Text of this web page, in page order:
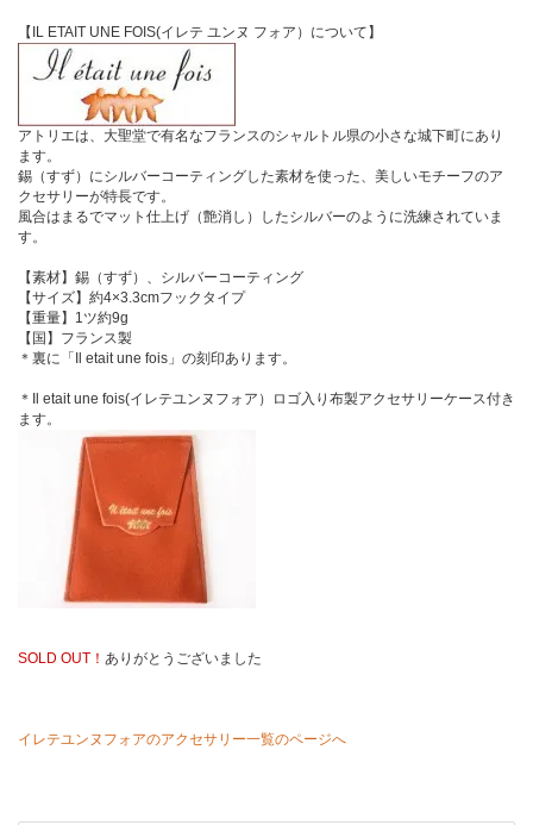
【IL ETAIT UNE FOIS(イレテ ユンヌ フォア）について】
アトリエは、大聖堂で有名なフランスのシャルトル県の小さな城下町にあり
ます。
錫（すず）にシルバーコーティングした素材を使った、美しいモチーフのア
クセサリーが特長です。
風合はまるでマット仕上げ（艶消し）したシルバーのように洗練されていま
す。
【素材】錫（すず）、シルバーコーティング
【サイズ】約4×3.3cmフックタイプ
【重量】1ツ約9g
【国】フランス製
＊裏に「Il etait une fois」の刻印あります。
＊Il etait une fois(イレテユンヌフォア）ロゴ入り布製アクセサリーケース付き
ます。
SOLD OUT！ ありがとうございました
イレテユンヌフォアのアクセサリー一覧のページへ